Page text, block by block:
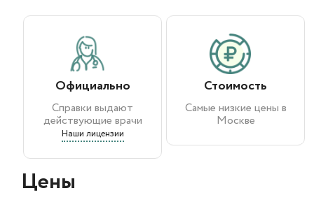
Официально
Справки выдают
действующие врачи
Наши лицензии
Стоимость
Самые низкие цены в
Москве
Цены​